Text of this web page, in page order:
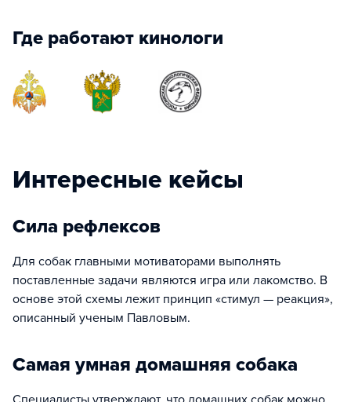
Где работают кинологи
Интересные кейсы
Сила рефлексов
Для собак главными мотиваторами выполнять
поставленные задачи являются игра или лакомство. В
основе этой схемы лежит принцип «стимул — реакция»,
описанный ученым Павловым.
Самая умная домашняя собака